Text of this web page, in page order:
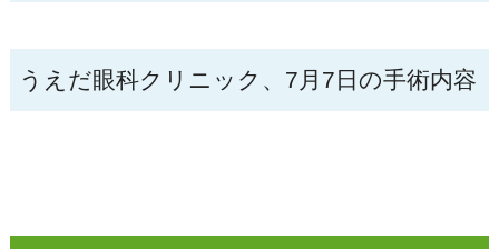
うえだ眼科クリニック、7月7日の手術内容